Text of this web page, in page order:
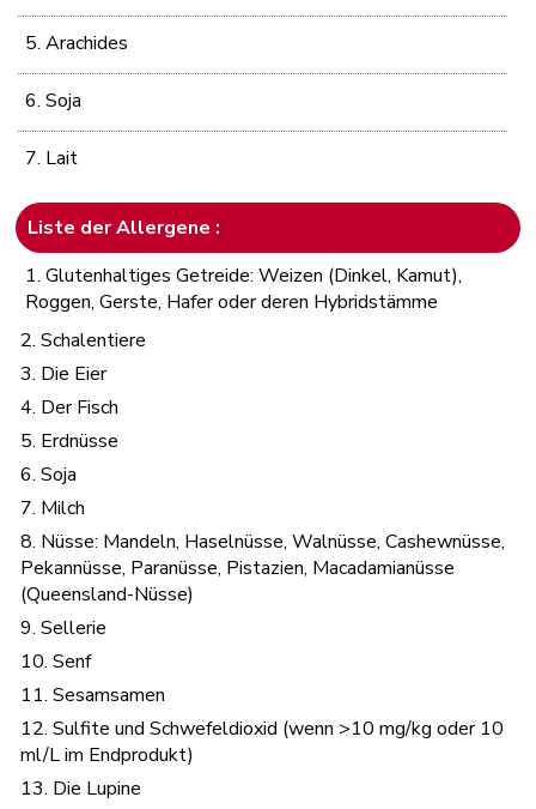
5. Arachides
6. Soja
7. Lait
Liste der Allergene :
1. Glutenhaltiges Getreide: Weizen (Dinkel, Kamut),
Roggen, Gerste, Hafer oder deren Hybridstämme
2. Schalentiere
3. Die Eier
4. Der Fisch
5. Erdnüsse
6. Soja
7. Milch
8. Nüsse: Mandeln, Haselnüsse, Walnüsse, Cashewnüsse,
Pekannüsse, Paranüsse, Pistazien, Macadamianüsse
(Queensland-Nüsse)
9. Sellerie
10. Senf
11. Sesamsamen
12. Sulfite und Schwefeldioxid (wenn >10 mg/kg oder 10
ml/L im Endprodukt)
13. Die Lupine